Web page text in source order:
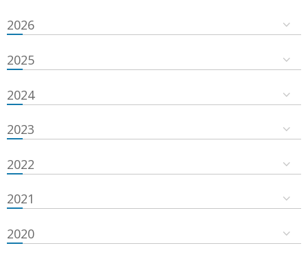
2026
2025
2024
2023
2022
2021
2020